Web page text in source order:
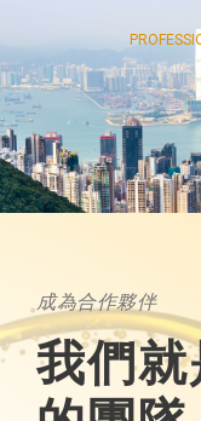
成為合作夥伴
我們